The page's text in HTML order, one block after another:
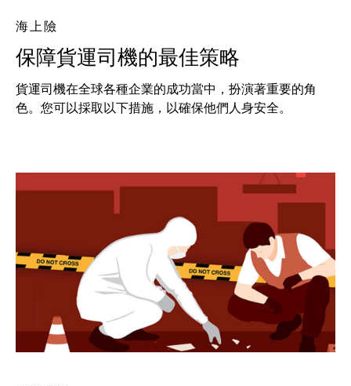
海上險
保障貨運司機的最佳策略
貨運司機在全球各種企業的成功當中，扮演著重要的角
色。您可以採取以下措施，以確保他們人身安全。